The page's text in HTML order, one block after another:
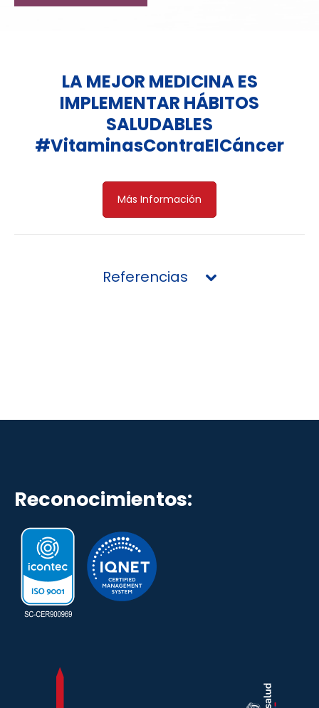
LA MEJOR MEDICINA ES
IMPLEMENTAR HÁBITOS
SALUDABLES
#VitaminasContraElCáncer
Más Información
Referencias
Reconocimientos: